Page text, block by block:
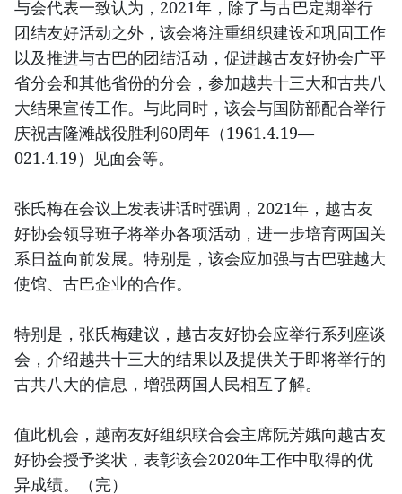
与会代表一致认为，2021年，除了与古巴定期举行
团结友好活动之外，该会将注重组织建设和巩固工作
以及推进与古巴的团结活动，促进越古友好协会广平
省分会和其他省份的分会，参加越共十三大和古共八
大结果宣传工作。与此同时，该会与国防部配合举行
庆祝吉隆滩战役胜利60周年（1961.4.19—
021.4.19）见面会等。
张氏梅在会议上发表讲话时强调，2021年，越古友
好协会领导班子将举办各项活动，进一步培育两国关
系日益向前发展。特别是，该会应加强与古巴驻越大
使馆、古巴企业的合作。
特别是，张氏梅建议，越古友好协会应举行系列座谈
会，介绍越共十三大的结果以及提供关于即将举行的
古共八大的信息，增强两国人民相互了解。
值此机会，越南友好组织联合会主席阮芳娥向越古友
好协会授予奖状，表彰该会2020年工作中取得的优
异成绩。（完）